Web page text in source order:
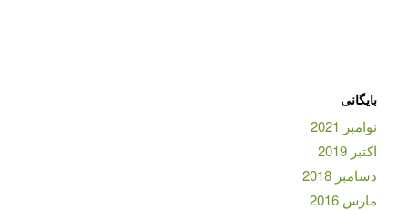
بایگانی
نوامبر 2021
اکتبر 2019
دسامبر 2018
مارس 2016